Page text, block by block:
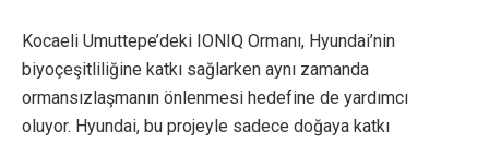
Kocaeli Umuttepe’deki IONIQ Ormanı, Hyundai’nin
biyoçeşitliliğine katkı sağlarken aynı zamanda
ormansızlaşmanın önlenmesi hedefine de yardımcı
oluyor. Hyundai, bu projeyle sadece doğaya katkı